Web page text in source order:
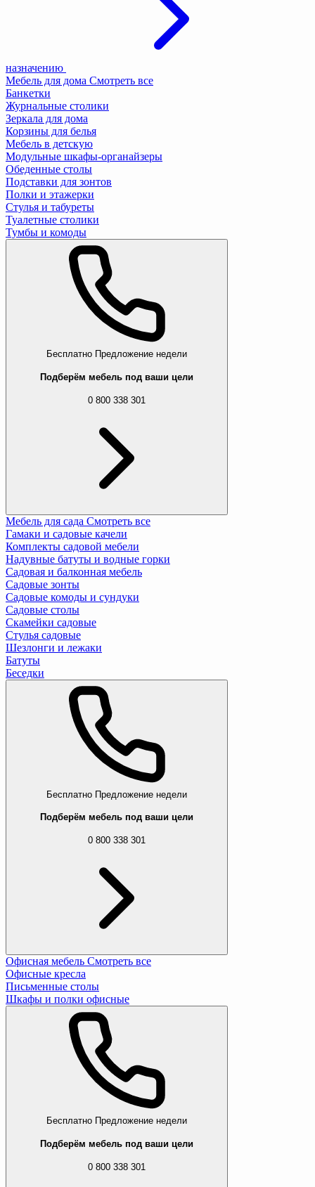
назначению
Мебель для дома Смотреть все
Банкетки
Журнальные столики
Зеркала для дома
Корзины для белья
Мебель в детскую
Модульные шкафы-органайзеры
Обеденные столы
Подставки для зонтов
Полки и этажерки
Стулья и табуреты
Туалетные столики
Тумбы и комоды
Бесплатно Предложение недели
Подберём мебель под ваши цели
0 800 338 301
Мебель для сада Смотреть все
Гамаки и садовые качели
Комплекты садовой мебели
Надувные батуты и водные горки
Садовая и балконная мебель
Садовые зонты
Садовые комоды и сундуки
Садовые столы
Скамейки садовые
Стулья садовые
Шезлонги и лежаки
Батуты
Беседки
Бесплатно Предложение недели
Подберём мебель под ваши цели
0 800 338 301
Офисная мебель Смотреть все
Офисные кресла
Письменные столы
Шкафы и полки офисные
Бесплатно Предложение недели
Подберём мебель под ваши цели
0 800 338 301